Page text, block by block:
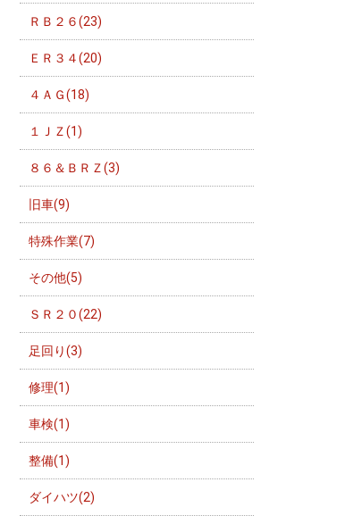
ＲＢ２６(23)
ＥＲ３４(20)
４ＡＧ(18)
１ＪＺ(1)
８６＆ＢＲＺ(3)
旧車(9)
特殊作業(7)
その他(5)
ＳＲ２０(22)
足回り(3)
修理(1)
車検(1)
整備(1)
ダイハツ(2)